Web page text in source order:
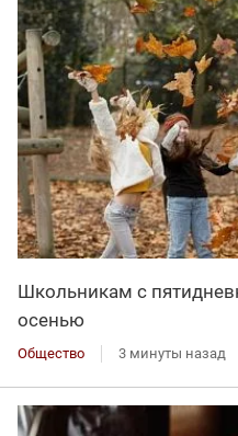
Школьникам с
осенью
Общество 3 минуты назад